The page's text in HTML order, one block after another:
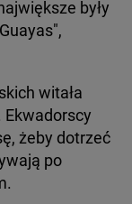
były
witała
żeby dotrzeć
po